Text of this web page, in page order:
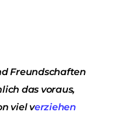
Freundschaften
das voraus,
viel verziehen